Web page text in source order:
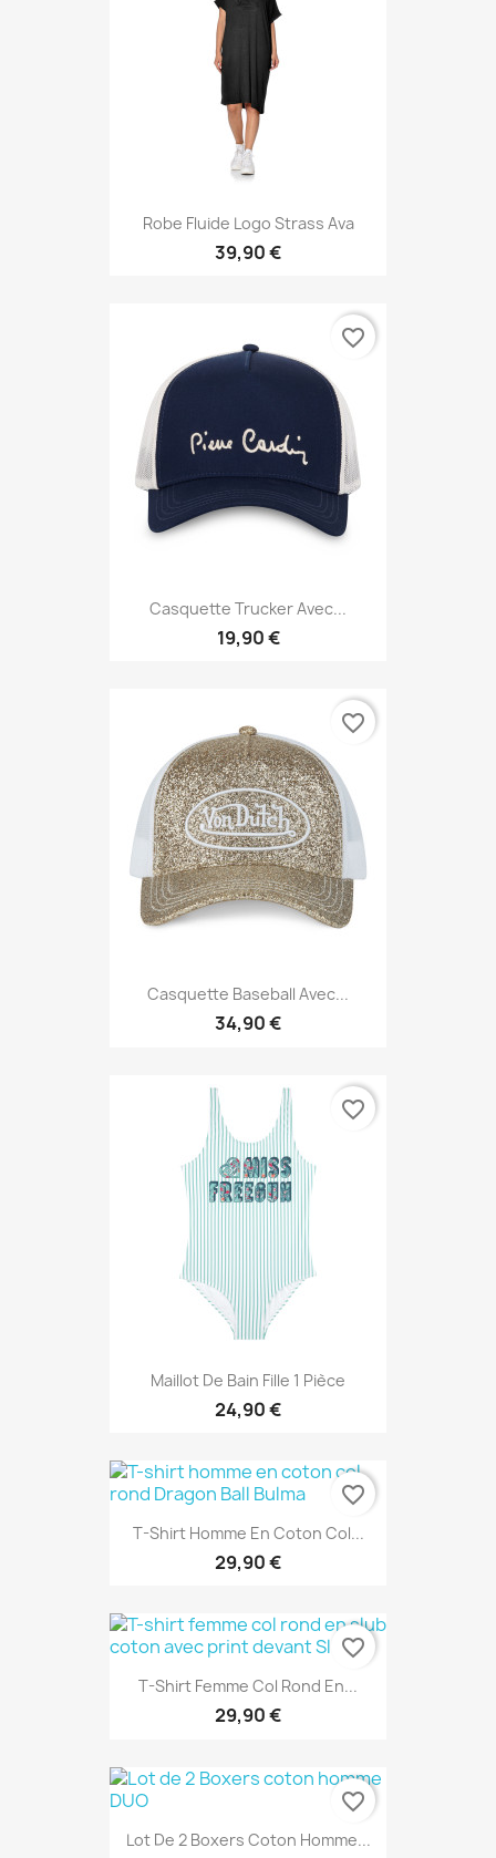
Robe Fluide Logo Strass Ava
39,90 €
Casquette Trucker Avec...
19,90 €
favorite_border
Casquette Baseball Avec...
34,90 €
favorite_border
Maillot De Bain Fille 1 Pièce
24,90 €
favorite_border
T-Shirt Homme En Coton Col...
29,90 €
favorite_border
T-Shirt Femme Col Rond En...
29,90 €
favorite_border
Lot De 2 Boxers Coton Homme...
favorite_border